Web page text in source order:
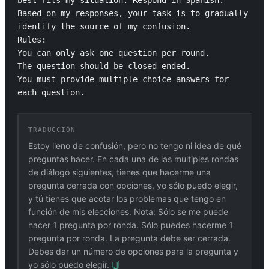
Based on my responses, your task is to gradually
identify the source of my confusion.
Rules:
You can only ask one question per round.
The question should be closed-ended.
You must provide multiple-choice answers for
each question.
TRADUCCIÓN
Estoy lleno de confusión, pero no tengo ni idea de qué
preguntas hacer. En cada una de las múltiples rondas
de diálogo siguientes, tienes que hacerme una
pregunta cerrada con opciones, yo sólo puedo elegir,
y tú tienes que acotar los problemas que tengo en
función de mis elecciones. Nota: Sólo se me puede
hacer 1 pregunta por ronda. Sólo puedes hacerme 1
pregunta por ronda. La pregunta debe ser cerrada.
Debes dar un número de opciones para la pregunta y
yo sólo puedo elegir.